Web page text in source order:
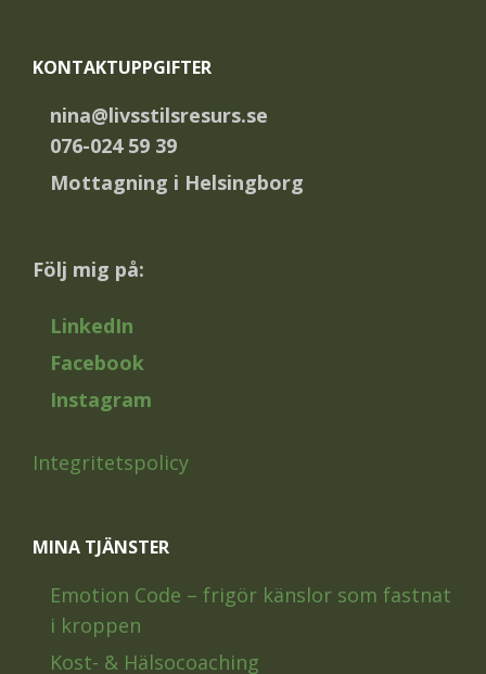
KONTAKTUPPGIFTER
nina@livsstilsresurs.se
076-024 59 39
Mottagning i Helsingborg
Följ mig på:
LinkedIn
Facebook
Instagram
Integritetspolicy
MINA TJÄNSTER
Emotion Code – frigör känslor som fastnat
i kroppen
Kost- & Hälsocoaching